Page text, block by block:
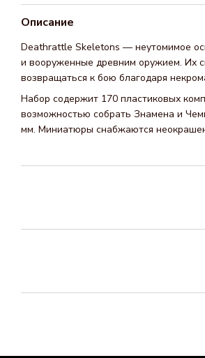
Описание
Deathrattle Skeletons — неутомимое
и вооруженные древним оружием. Их
возвращаться к бою благодаря
Набор содержит 170 пластиковых
возможностью собрать Знамена и
мм. Миниатюры снабжаются